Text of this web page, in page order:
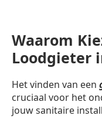
Waarom
Loodgieter
Het vinden van een
cruciaal voor het
jouw sanitaire